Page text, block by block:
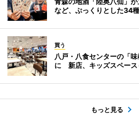
など、ぷっくりとした34
買う
八戸・八食センターの「
に 新店、キッズスペース
もっと見る